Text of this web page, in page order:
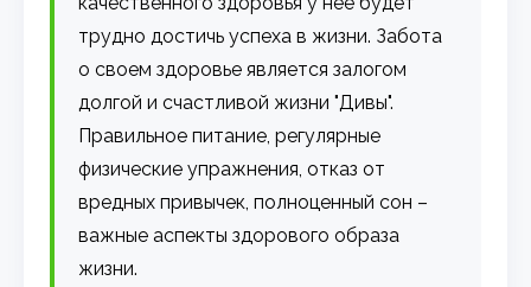
трудно достичь успеха в жизни. Забота
о своем здоровье является залогом
долгой и счастливой жизни "Дивы".
Правильное питание, регулярные
физические упражнения, отказ от
вредных привычек, полноценный сон –
важные аспекты здорового образа
жизни.